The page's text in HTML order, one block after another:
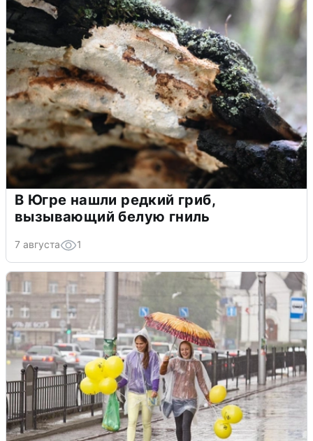
В Югре нашли редкий гриб,
вызывающий белую гниль
7 августа 1